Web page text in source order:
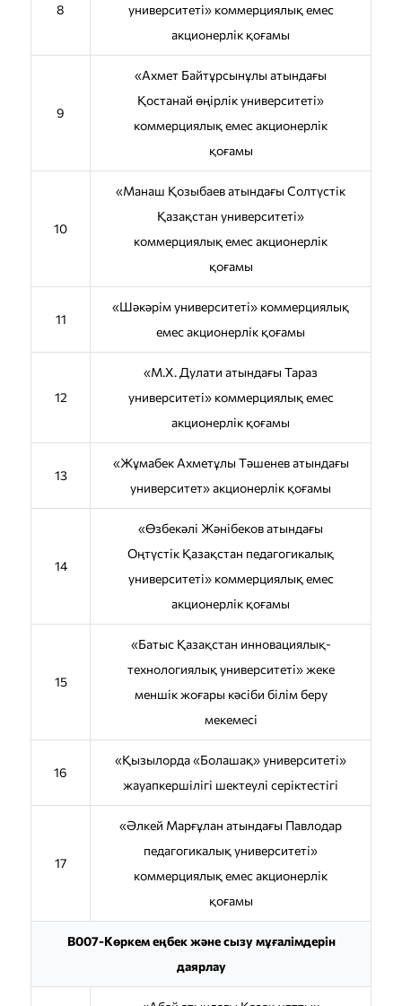
8
университеті» коммерциялық емес
акционерлік қоғамы
9
«Ахмет Байтұрсынұлы атындағы
Қостанай өңірлік университеті»
коммерциялық емес акционерлік
қоғамы
10
«Манаш Қозыбаев атындағы Солтүстік
Қазақстан университеті»
коммерциялық емес акционерлік
қоғамы
11
«Шәкәрім университеті» коммерциялық
емес акционерлік қоғамы
12
«М.Х. Дулати атындағы Тараз
университеті» коммерциялық емес
акционерлік қоғамы
13
«Жұмабек Ахметұлы Тәшенев атындағы
университет» акционерлік қоғамы
14
«Өзбекәлі Жәнібеков атындағы
Оңтүстік Қазақстан педагогикалық
университеті» коммерциялық емес
акционерлік қоғамы
15
«Батыс Қазақстан инновациялық-
технологиялық университеті» жеке
меншік жоғары кәсіби білім беру
мекемесі
16
«Қызылорда «Болашақ» университеті»
жауапкершілігі шектеулі серіктестігі
17
«Әлкей Марғұлан атындағы Павлодар
педагогикалық университеті»
коммерциялық емес акционерлік
қоғамы
B007-Көркем еңбек және сызу мұғалімдерін
даярлау